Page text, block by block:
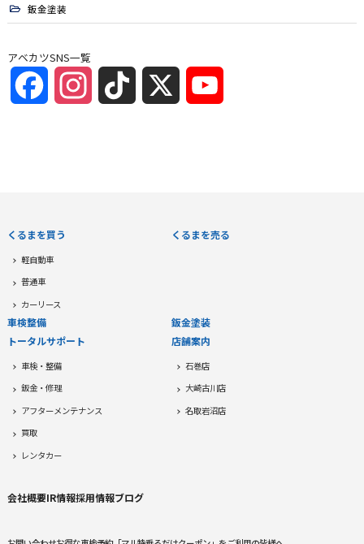
鈑金塗装
アベカツSNS一覧
FacebookInstagramTikTok
くるまを買う
軽自動車
普通車
カーリース
くるまを売る
車検整備
鈑金塗装
トータルサポート
車検・整備
鈑金・修理
アフターメンテナンス
買取
レンタカー
店舗案内
石巻店
大崎古川店
名取岩沼店
会社概要IR情報採用情報ブログ